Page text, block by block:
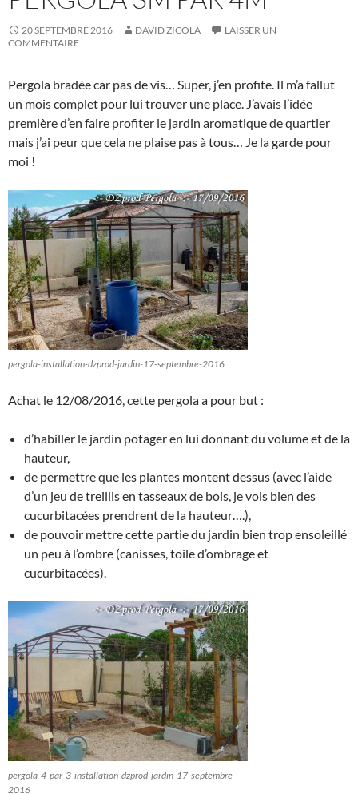
20 SEPTEMBRE 2016 DAVID ZICOLA
LAISSER UN
COMMENTAIRE
Pergola bradée car pas de vis… Super, j’en profite. Il m’a fallut
un mois complet pour lui trouver une place. J’avais l’idée
première d’en faire profiter le jardin aromatique de quartier
mais j’ai peur que cela ne plaise pas à tous… Je la garde pour
moi !
pergola-installation-dzprod-jardin-17-septembre-2016
Achat le 12/08/2016, cette pergola a pour but :
d’habiller le jardin potager en lui donnant du volume et de la
hauteur,
de permettre que les plantes montent dessus (avec l’aide
d’un jeu de treillis en tasseaux de bois, je vois bien des
cucurbitacées prendrent de la hauteur….),
de pouvoir mettre cette partie du jardin bien trop ensoleillé
un peu à l’ombre (canisses, toile d’ombrage et
cucurbitacées).
pergola-4-par-3-installation-dzprod-jardin-17-septembre-
2016